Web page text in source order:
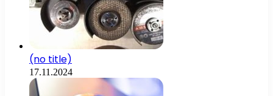
(no title)
17.11.2024